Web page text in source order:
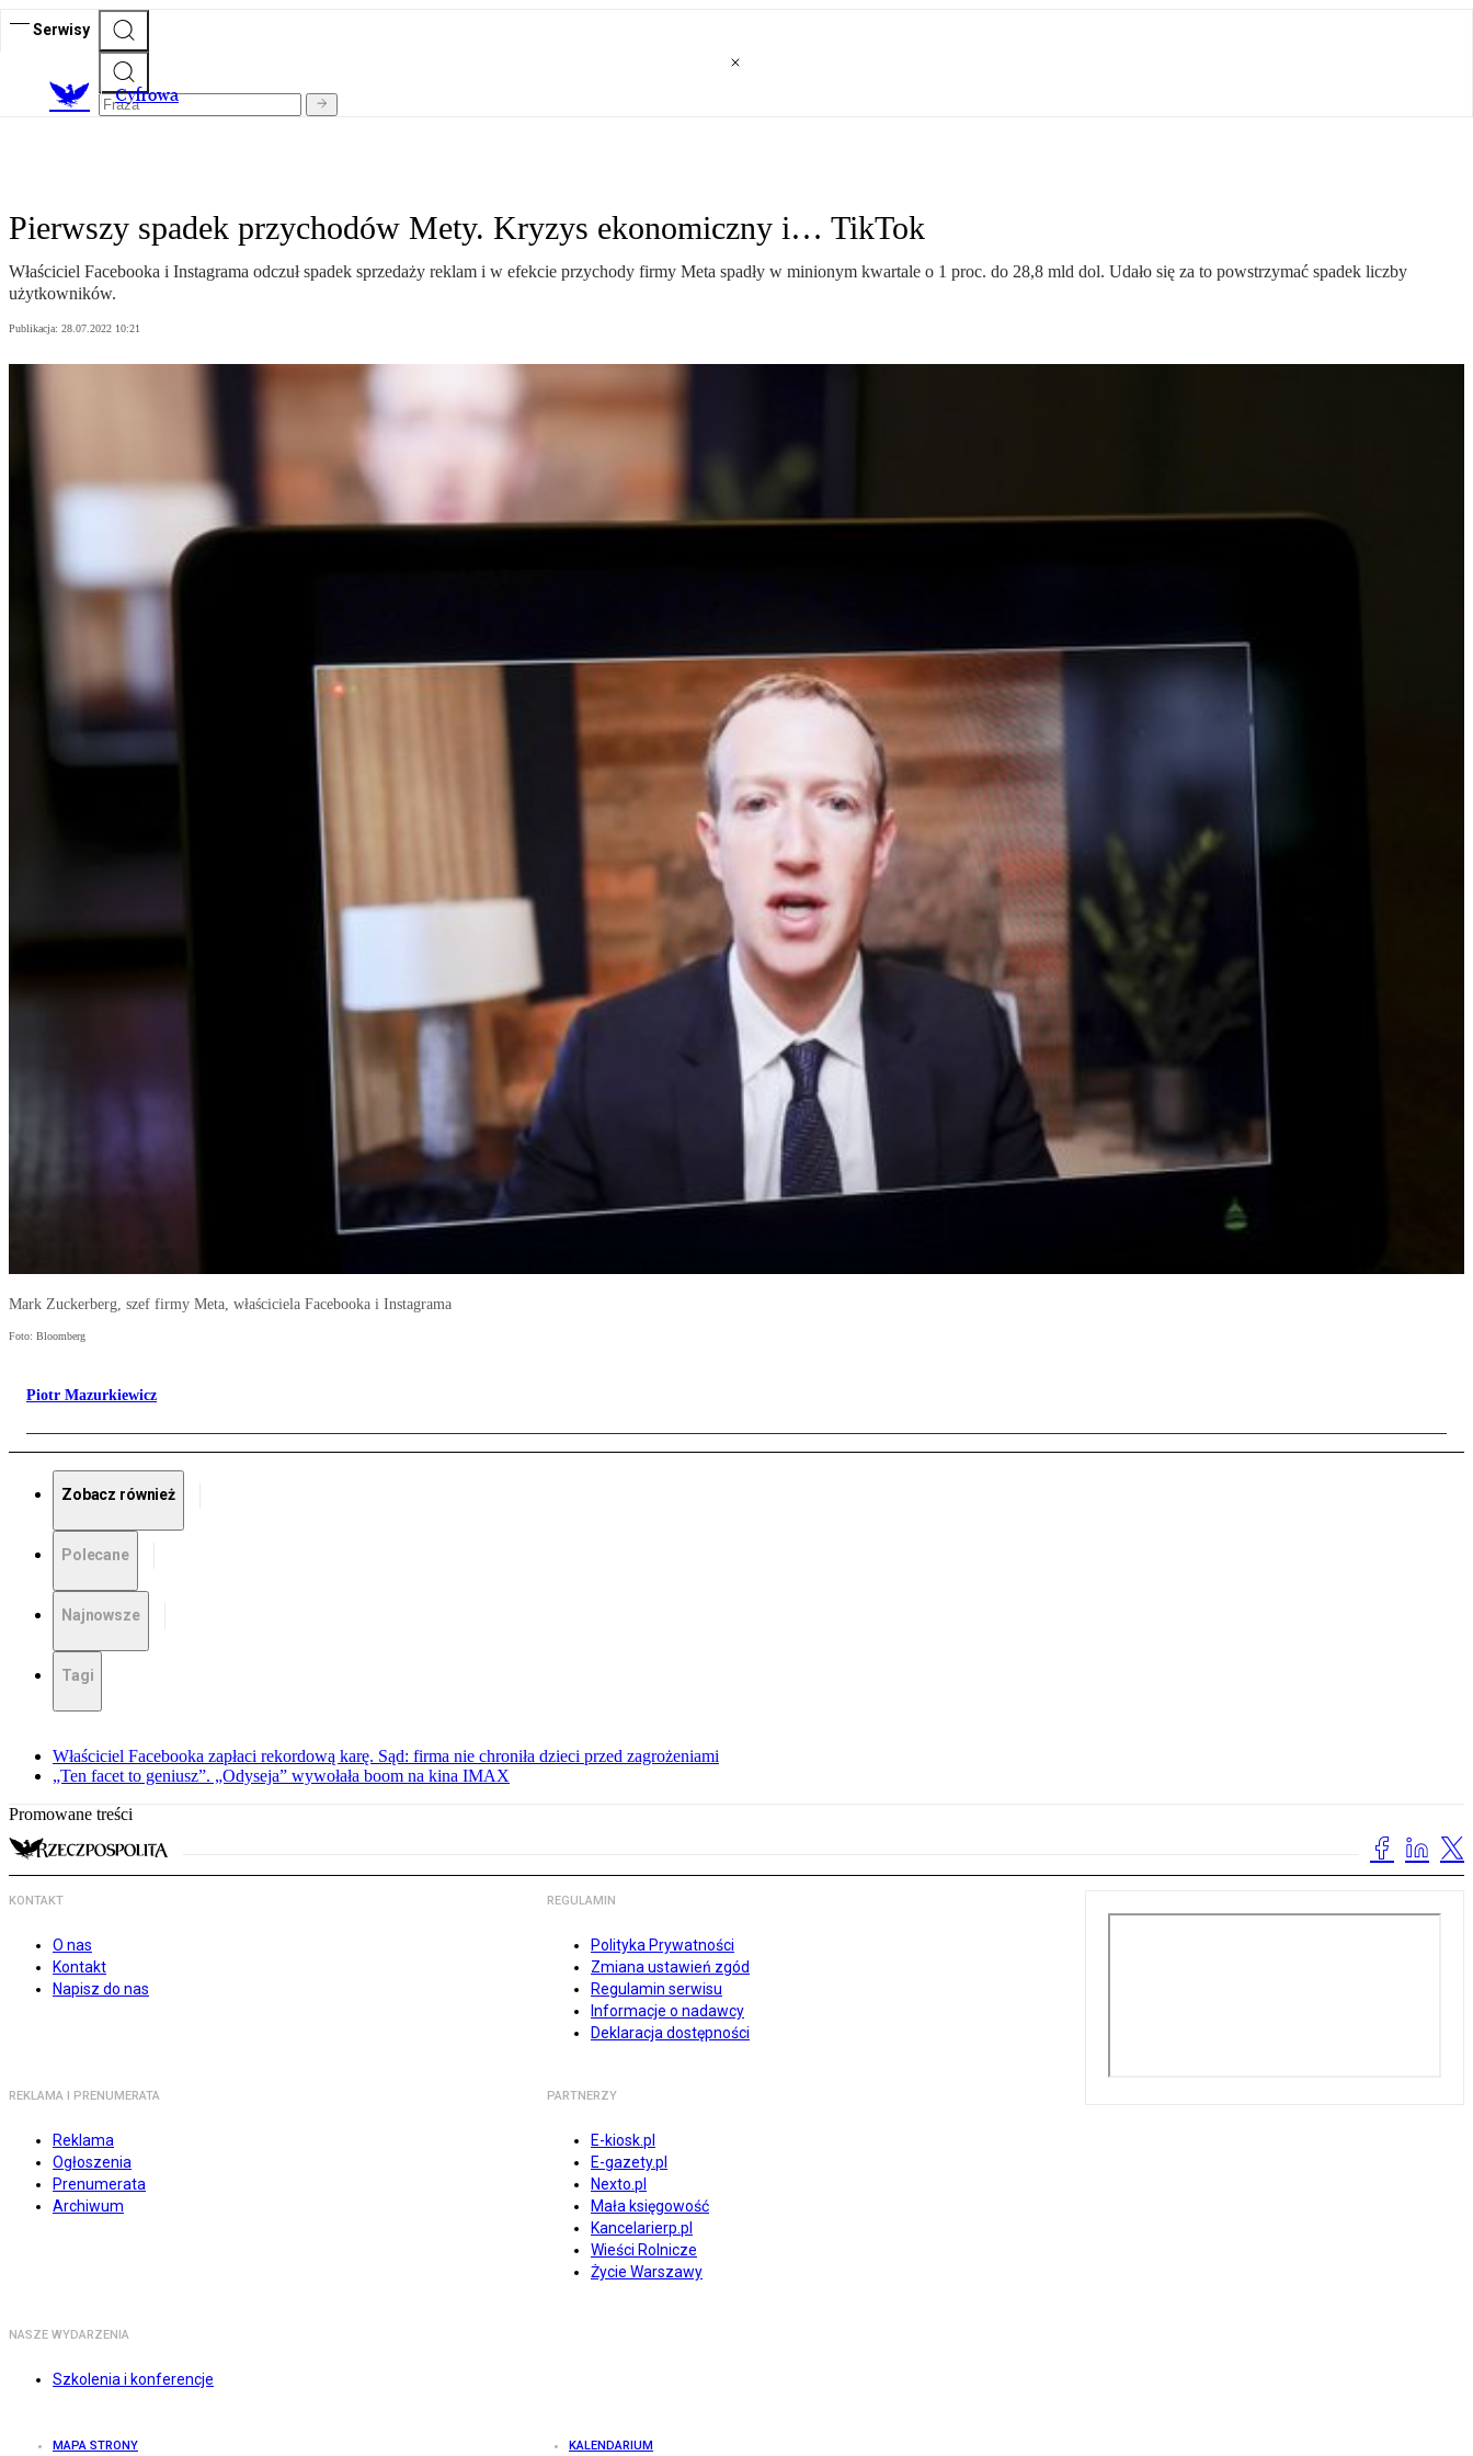
Serwisy
Cyfrowa
Pierwszy spadek przychodów Mety. Kryzys ekonomiczny i… TikTok
Właściciel Facebooka i Instagrama odczuł spadek sprzedaży reklam i w efekcie przychody firmy Meta spadły w minionym kwartale o 1 proc. do 28,8 mld dol. Udało się za to powstrzymać spadek liczby
użytkowników.
Publikacja: 28.07.2022 10:21
Mark Zuckerberg, szef firmy Meta, właściciela Facebooka i Instagrama
Foto: Bloomberg
Piotr Mazurkiewicz
Zobacz również
Polecane
Najnowsze
Tagi
Właściciel Facebooka zapłaci rekordową karę. Sąd: firma nie chroniła dzieci przed zagrożeniami
„Ten facet to geniusz”. „Odyseja” wywołała boom na kina IMAX
Promowane treści
KONTAKT
O nas
Kontakt
Napisz do nas
REGULAMIN
Polityka Prywatności
Zmiana ustawień zgód
Regulamin serwisu
Informacje o nadawcy
Deklaracja dostępności
REKLAMA I PRENUMERATA
Reklama
Ogłoszenia
Prenumerata
Archiwum
PARTNERZY
E-kiosk.pl
E-gazety.pl
Nexto.pl
Mała księgowość
Kancelarierp.pl
Wieści Rolnicze
Życie Warszawy
NASZE WYDARZENIA
Szkolenia i konferencje
MAPA STRONY KALENDARIUM